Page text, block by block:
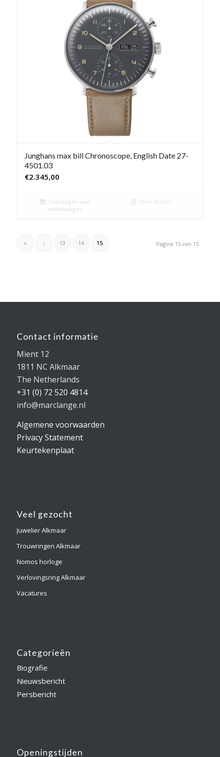
Junghans max bill Chronoscope, English Date 27-
4501.03
€2.345,00
Toevoegen aan
winkelwagen
Toon details
Pagina 15 van 15
« ‹ 13 14 15
Contact informatie
Mient 12
1811 NC Alkmaar
The Netherlands
+31 (0) 72 520 4814
info@marclange.nl
Algemene voorwaarden
Privacy Statement
Keurtekenplaat
Veel gezocht
Juwelier Alkmaar
Trouwringen Alkmaar
Nomos horloge
Verlovingsring Alkmaar
Vacatures
Categorieën
Biografie
Nieuwsbericht
Persbericht
Openingstijden